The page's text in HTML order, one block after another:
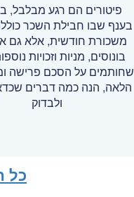
פיטורים הם רגע מבלבל,
בענף שבו חבילת השכר
משכורת חודשית, אלא גם
בונוסים, מניות וזכויות
שחותמים על הסכם פרישה
הלאה, הנה כמה דברים
ולבדוק
כל